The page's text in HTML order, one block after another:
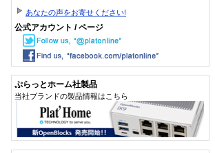
あなたの声をお寄せください!
公式アカウント / ページ
ぷらっとホーム社製品
当社ブランドの製品情報はこちら